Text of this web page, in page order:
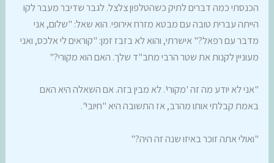
הכנסתי כמה דברים לתיק כשהטלפון צלצל. לגבר שדיבר מעבר לקו
הייתה עברית טובה עם מבטא מזרח אירופי. הוא שאל: "שלום, אני
מדבר עם רפאל?" אישרתי, והוא לא בזבז זמן: "קוראים לי אלכס, ואני
מעוניין לקנות את שטר הרבי מחב"ד שלך. האם הוא מקורי?"
"אני לא יודע מה זה 'מקורי'. לא מבין בזה. אם השאלה היא האם
באמת קבלתי אותו מהרב, אז התשובה היא "חיובי".
"ואולי אתה זוכר באיזו שנה זה היה?"